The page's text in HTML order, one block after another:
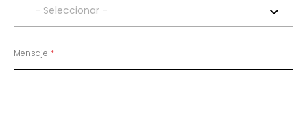
- Seleccionar -
Mensaje